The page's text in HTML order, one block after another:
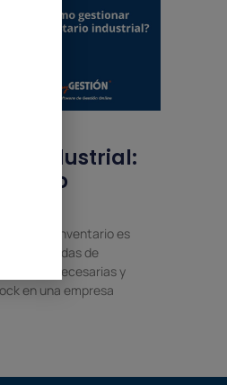
industrial:
cómo
del inventario es
paradas de
innecesarias y
en una empresa